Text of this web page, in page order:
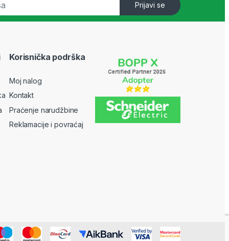
Prijavi se
Korisnička podrška
Moj nalog
Kontakt
Praćenje narudžbine
Reklamacije i povraćaj